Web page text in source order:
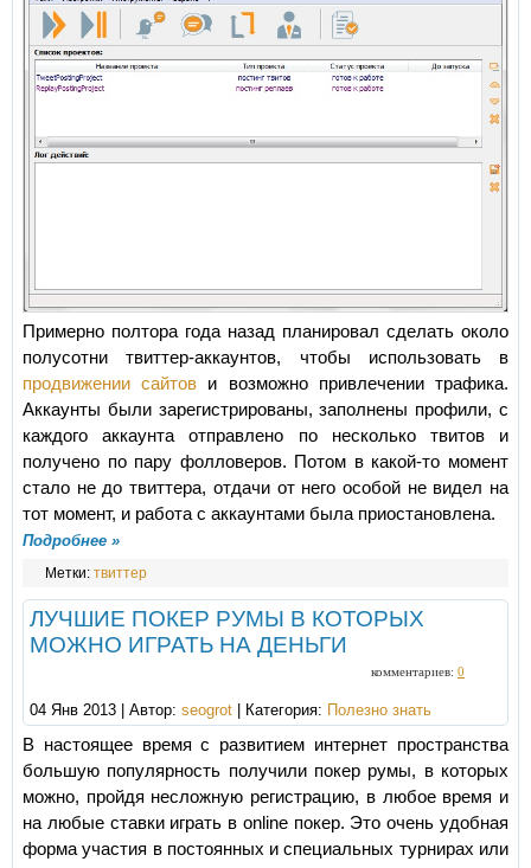
Примерно полтора года назад планировал сделать около
полусотни твиттер-аккаунтов, чтобы использовать в
продвижении сайтов и возможно привлечении трафика.
Аккаунты были зарегистрированы, заполнены профили, с
каждого аккаунта отправлено по несколько твитов и
получено по пару фолловеров. Потом в какой-то момент
стало не до твиттера, отдачи от него особой не видел на
тот момент, и работа с аккаунтами была приостановлена.
Подробнее »
Метки: твиттер
ЛУЧШИЕ ПОКЕР РУМЫ В КОТОРЫХ
МОЖНО ИГРАТЬ НА ДЕНЬГИ
комментариев: 0
04 Янв 2013 | Автор: seogrot | Категория: Полезно знать
В настоящее время с развитием интернет пространства
большую популярность получили покер румы, в которых
можно, пройдя несложную регистрацию, в любое время и
на любые ставки играть в online покер. Это очень удобная
форма участия в постоянных и специальных турнирах или